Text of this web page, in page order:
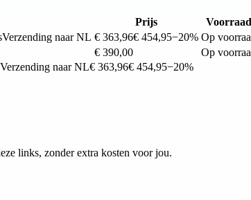
Prijs Voorraad
Verzending naar NL € 363,96€ 454,95−20% Op
€ 390,00 Op
Verzending naar NL€ 363,96€ 454,95−20%
links, zonder extra kosten voor jou.